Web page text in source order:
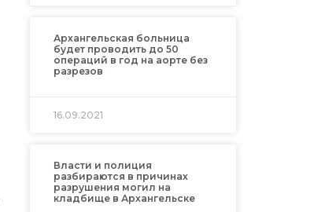
Архангельская больница
будет проводить до 50
операций в год на аорте без
разрезов
16.09.2021
Власти и полиция
разбираются в причинах
разрушения могил на
кладбище в Архангельске